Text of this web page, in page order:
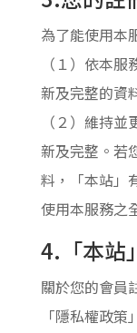
為了能使用本
（１）依本
新及完整的資
（２）維持
新及完整。若
料，「本站」
使用本服務之
4.「本站
關於您的會員
「隱私權政